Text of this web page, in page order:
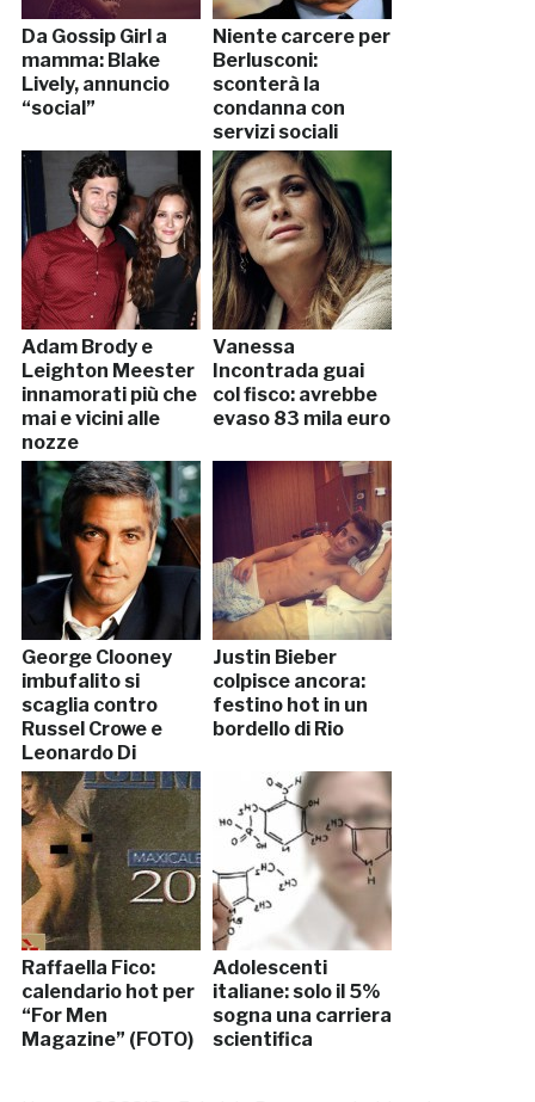
Da Gossip Girl a
mamma: Blake
Lively, annuncio
“social”
Niente carcere per
Berlusconi:
sconterà la
condanna con
servizi sociali
Adam Brody e
Leighton Meester
innamorati più che
mai e vicini alle
nozze
Vanessa
Incontrada guai
col fisco: avrebbe
evaso 83 mila euro
George Clooney
imbufalito si
scaglia contro
Russel Crowe e
Leonardo Di
Caprio
Justin Bieber
colpisce ancora:
festino hot in un
bordello di Rio
Raffaella Fico:
calendario hot per
“For Men
Magazine” (FOTO)
Adolescenti
italiane: solo il 5%
sogna una carriera
scientifica